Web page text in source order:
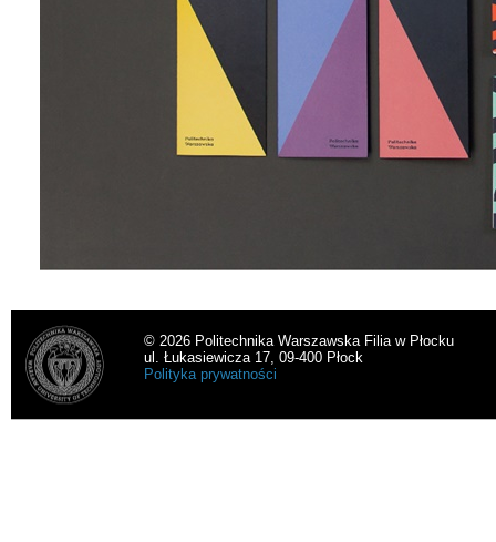
© 2026 Politechnika Warszawska Filia w Płocku
ul. Łukasiewicza 17, 09-400 Płock
Polityka prywatności